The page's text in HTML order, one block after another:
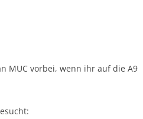
MUC vorbei, wenn ihr auf die A9